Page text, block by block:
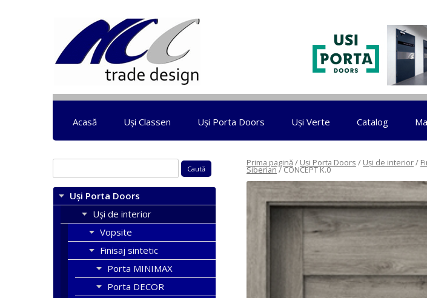
Sari
Acasă Uși Classen Uși Porta Doors Uși Verte Catalog
Prima pagină / Uși Porta Doors / Uși de interior/
Siberian/ CONCEPT K.0
după:
Uși Porta Doors
Uși de interior
Vopsite
Finisaj sintetic
Porta MINIMAX
Porta DECOR